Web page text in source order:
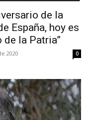
de la
España, hoy es
la Patria”
2020 0